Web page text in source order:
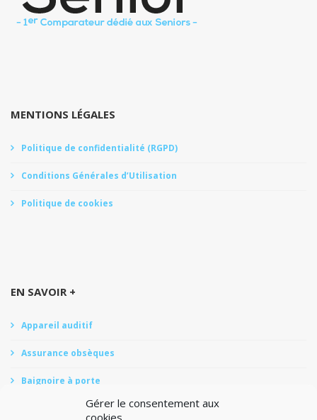
Gérer le consentement aux
cookies
MENTIONS LÉGALES
Politique de confidentialité (RGPD)
Conditions Générales d’Utilisation
Politique de cookies
EN SAVOIR +
Appareil auditif
Assurance obsèques
Baignoire à porte
Douche Senior